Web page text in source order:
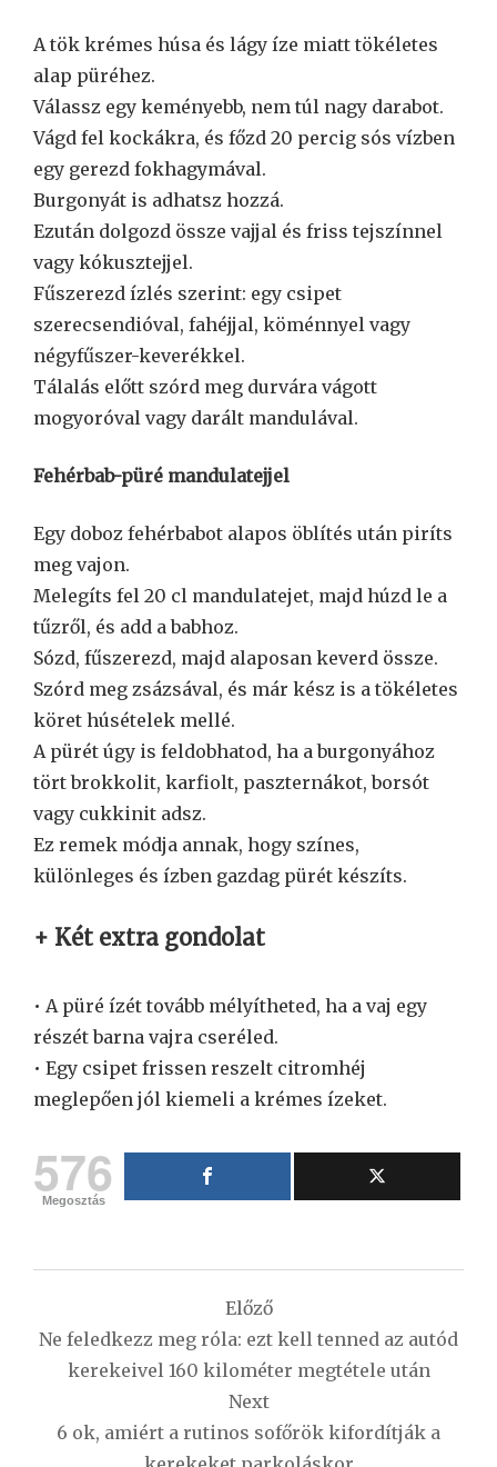
A tök krémes húsa és lágy íze miatt tökéletes
alap püréhez.
Válassz egy keményebb, nem túl nagy darabot.
Vágd fel kockákra, és főzd 20 percig sós vízben
egy gerezd fokhagymával.
Burgonyát is adhatsz hozzá.
Ezután dolgozd össze vajjal és friss tejszínnel
vagy kókusztejjel.
Fűszerezd ízlés szerint: egy csipet
szerecsendióval, fahéjjal, köménnyel vagy
négyfűszer-keverékkel.
Tálalás előtt szórd meg durvára vágott
mogyoróval vagy darált mandulával.
Fehérbab-püré mandulatejjel
Egy doboz fehérbabot alapos öblítés után piríts
meg vajon.
Melegíts fel 20 cl mandulatejet, majd húzd le a
tűzről, és add a babhoz.
Sózd, fűszerezd, majd alaposan keverd össze.
Szórd meg zsázsával, és már kész is a tökéletes
köret húsételek mellé.
A pürét úgy is feldobhatod, ha a burgonyához
tört brokkolit, karfiolt, paszternákot, borsót
vagy cukkinit adsz.
Ez remek módja annak, hogy színes,
különleges és ízben gazdag pürét készíts.
+ Két extra gondolat
• A püré ízét tovább mélyítheted, ha a vaj egy
részét barna vajra cseréled.
• Egy csipet frissen reszelt citromhéj
meglepően jól kiemeli a krémes ízeket.
576
Megosztás
navigáció
Előző
Ne feledkezz meg róla: ezt kell tenned az autód
kerekeivel 160 kilométer megtétele után
Next
6 ok, amiért a rutinos sofőrök kifordítják a